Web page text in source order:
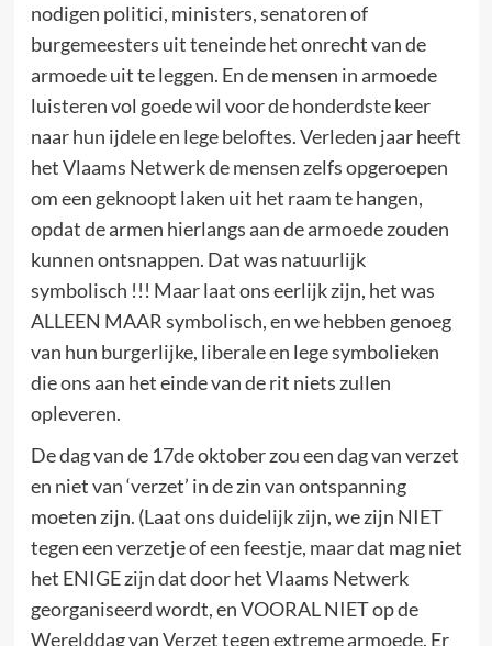
nodigen politici, ministers, senatoren of
burgemeesters uit teneinde het onrecht van de
armoede uit te leggen. En de mensen in armoede
luisteren vol goede wil voor de honderdste keer
naar hun ijdele en lege beloftes. Verleden jaar heeft
het Vlaams Netwerk de mensen zelfs opgeroepen
om een geknoopt laken uit het raam te hangen,
opdat de armen hierlangs aan de armoede zouden
kunnen ontsnappen. Dat was natuurlijk
symbolisch !!! Maar laat ons eerlijk zijn, het was
ALLEEN MAAR symbolisch, en we hebben genoeg
van hun burgerlijke, liberale en lege symbolieken
die ons aan het einde van de rit niets zullen
opleveren.
De dag van de 17de oktober zou een dag van verzet
en niet van ‘verzet’ in de zin van ontspanning
moeten zijn. (Laat ons duidelijk zijn, we zijn NIET
tegen een verzetje of een feestje, maar dat mag niet
het ENIGE zijn dat door het Vlaams Netwerk
georganiseerd wordt, en VOORAL NIET op de
Werelddag van Verzet tegen extreme armoede. Er